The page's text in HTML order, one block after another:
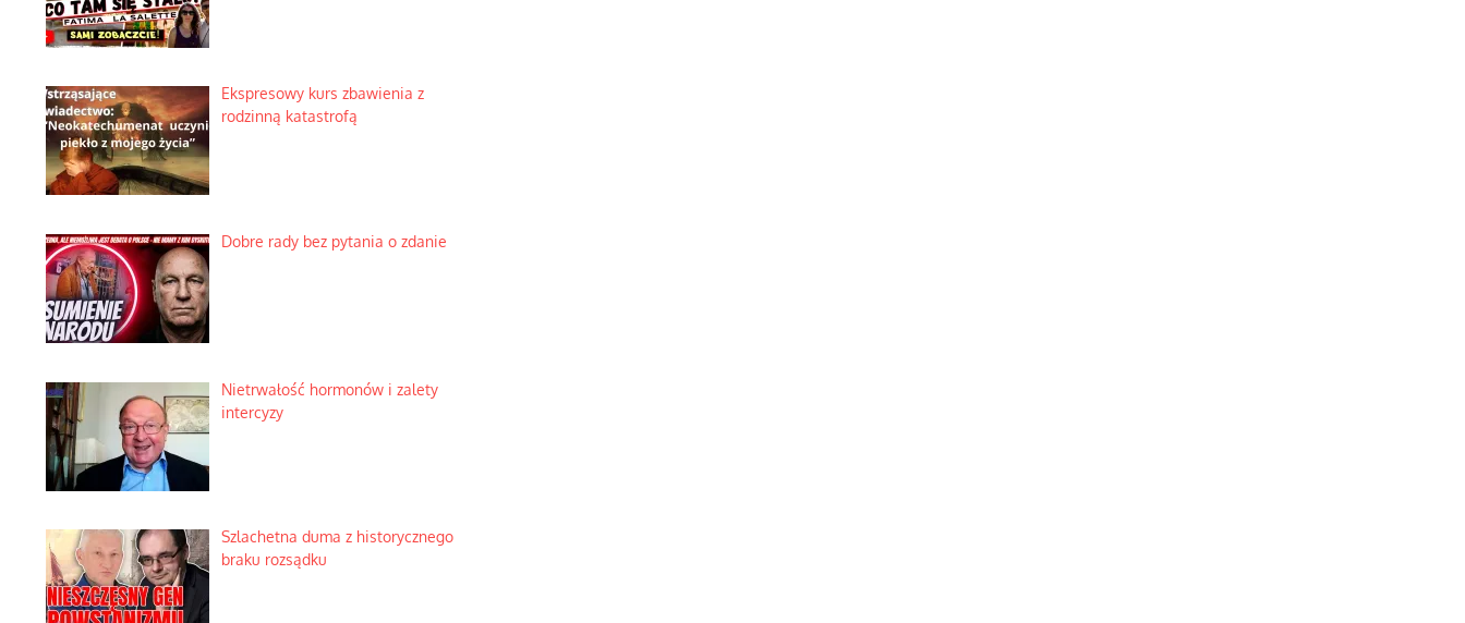
Ekspresowy kurs zbawienia z
rodzinną katastrofą
Dobre rady bez pytania o zdanie
Nietrwałość hormonów i zalety
intercyzy
Szlachetna duma z historycznego
braku rozsądku